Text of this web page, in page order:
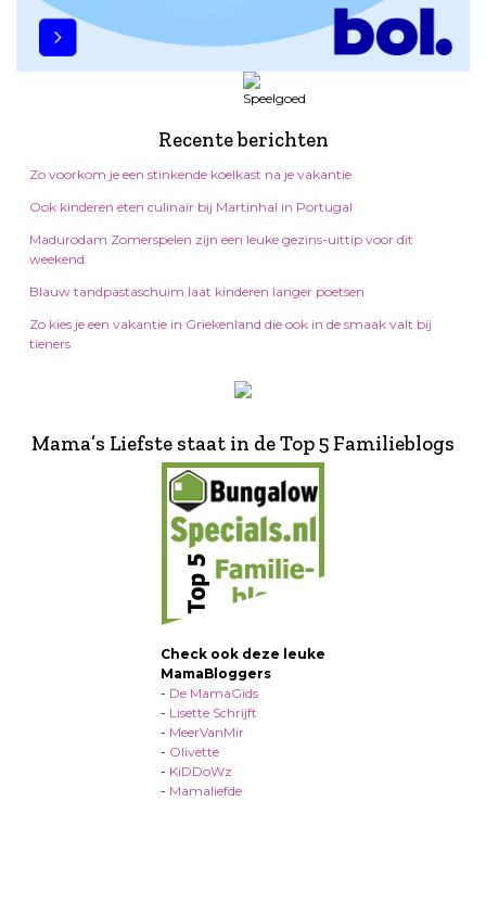
Recente berichten
Zo voorkom je een stinkende koelkast na je vakantie
Ook kinderen eten culinair bij Martinhal in Portugal
Madurodam Zomerspelen zijn een leuke gezins-uittip voor dit
weekend
Blauw tandpastaschuim laat kinderen langer poetsen
Zo kies je een vakantie in Griekenland die ook in de smaak valt bij
tieners
Mama’s Liefste staat in de Top 5 Familieblogs
Check ook deze leuke
MamaBloggers
- De MamaGids
- Lisette Schrijft
- MeerVanMir
- Olivette
- KiDDoWz
- Mamaliefde